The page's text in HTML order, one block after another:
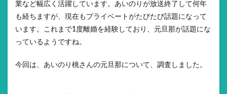
業など幅広く活躍しています。あいのりが放送終了して何年
も経ちますが、現在もプライベートがたびたび話題になって
います。これまで1度離婚を経験しており、元旦那が話題にな
っているようですね。
今回は、あいのり桃さんの元旦那について、調査しました。